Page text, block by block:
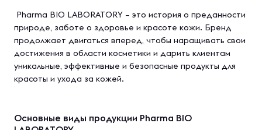
Pharma BIO LABORATORY – это история о преданности
природе, заботе о здоровье и красоте кожи. Бренд
продолжает двигаться вперед, чтобы наращивать свои
достижения в области косметики и дарить клиентам
уникальные, эффективные и безопасные продукты для
красоты и ухода за кожей.
Основные виды продукции Pharma BIO